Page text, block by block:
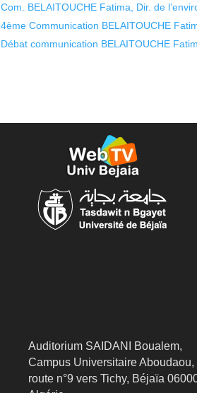
Com. BELAITOUCHE Fatima, Dir. de
4ème Communication BELAITOUCHE
Débat communication BELAITOUCHE
Auditorium SAIDANI Boualem,
Campus Universitaire Aboudaou,
route n°9 vers Tichy, Béjaïa